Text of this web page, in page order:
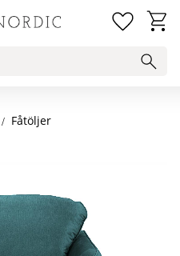
Fåtöljer